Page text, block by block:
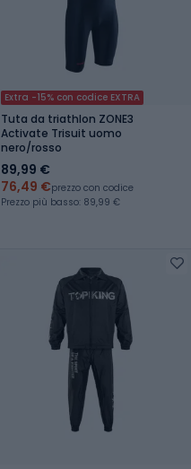
Extra -15% con codice EXTRA
Tuta da triathlon ZONE3
Activate Trisuit uomo
nero/rosso
89,99 €
76,49 €prezzo con codice
Prezzo più basso: 89,99 €